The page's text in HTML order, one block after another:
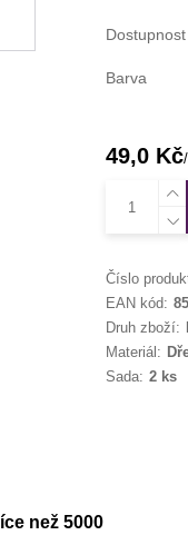
Dostupnost
Barva
49,0 Kč/
Číslo
EAN kód:
Druh zboží:
Materiál:
Sada: 2 ks
než 5000